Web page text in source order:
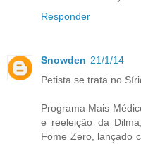
Responder
Snowden 21/1/14
Petista se trata no
Programa Mais
e reeleição da
Fome Zero, lançado